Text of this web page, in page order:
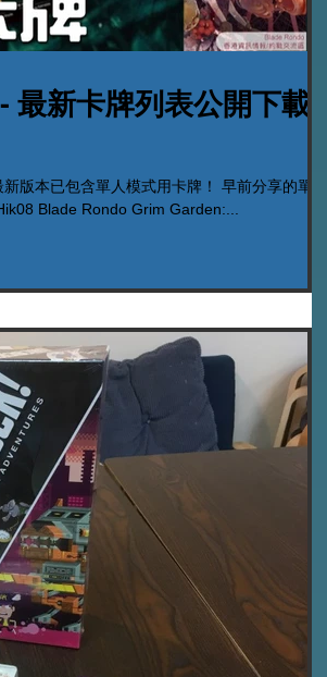
新卡牌列表公開下載
版本已包含單人模式用卡牌！ 早前分享的單人
Blade Rondo Grim Garden:...